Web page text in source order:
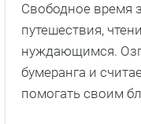
Свободное время
путешествия,
нуждающимся.
бумеранга и
помогать своим